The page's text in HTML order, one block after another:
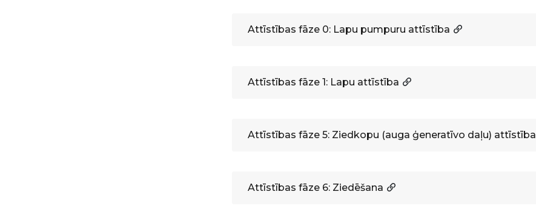
Attīstības fāze 0: Lapu pumpuru attīstība
Attīstības fāze 1: Lapu attīstība
Attīstības fāze 5: Ziedkopu (auga ģeneratīvo daļu) attīstība
Attīstības fāze 6: Ziedēšana